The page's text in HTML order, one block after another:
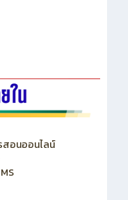
สอนออนไลน์